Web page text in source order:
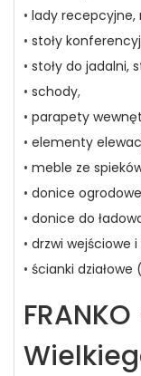
• lady recepcyjne,
• stoły
• stoły do jadalni,
• schody,
• parapety
• elementy
• meble ze
• donice
• donice do
• drzwi wejściowe
• ścianki